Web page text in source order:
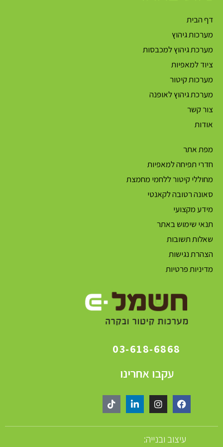
דף הבית
מערכות גיהוץ
מערכת גיהוץ למכבסות
ציוד למאפיות
מערכות קיטור
מערכת גיהוץ לאופנה
צור קשר
אודות
מפת אתר
חדרי תפיחה למאפיות
מחוללי קיטור ללחמי מחמצת
סאונה רטובה לקאנטי
מידע מקצועי
תנאי שימוש באתר
שאלות תשובות
הצהרת נגישות
מדיניות פרטיות
03-618-6868
עקבו אחרינו
עיצוב ובנייה: